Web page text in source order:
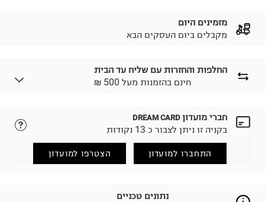
מזמינים היום
מקבלים ביום העסקים הבא
החלפות והחזרות עם שליח עד הבית
₪ חינם בהזמנות מעל 500
לבחירת בשיטת המשלוח המתאימה לכם,
הזמנתם והתחרטתם?
(במקום ב-19.9 ₪) לזמן מוגבל! חינם בהזמנות מעל 500 ₪.
למידע נא ללחוץ כאן
.
חברי מועדון DREAM CARD
בקניה זו ניתן לצבור כ 13 נקודות
התחברו למועדון הצטרפו למועדון
נתונים טכניים